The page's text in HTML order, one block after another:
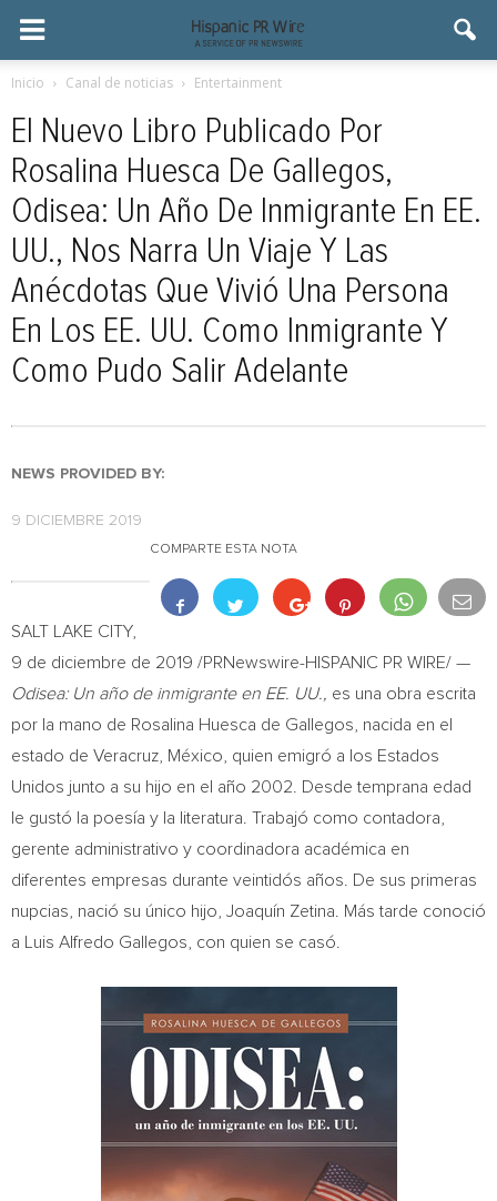
Inicio Canal de noticias Entertainment
El Nuevo Libro Publicado Por
Rosalina Huesca De Gallegos,
Odisea: Un Año De Inmigrante En EE.
UU., Nos Narra Un Viaje Y Las
Anécdotas Que Vivió Una Persona
En Los EE. UU. Como Inmigrante Y
Como Pudo Salir Adelante
NEWS PROVIDED BY:
9 DICIEMBRE 2019
COMPARTE ESTA NOTA
SALT LAKE CITY,
9 de diciembre de 2019 /PRNewswire-HISPANIC PR WIRE/ —
Odisea: Un año de inmigrante en EE. UU., es una obra escrita
por la mano de Rosalina Huesca de Gallegos , nacida en el
estado de Veracruz , México, quien emigró a los Estados
Unidos junto a su hijo en el año 2002. Desde temprana edad
le gustó la poesía y la literatura. Trabajó como contadora,
gerente administrativo y coordinadora académica en
diferentes empresas durante veintidós años. De sus primeras
nupcias, nació su único hijo, Joaquín Zetina. Más tarde conoció
a
Luis Alfredo Gallegos , con quien se casó.